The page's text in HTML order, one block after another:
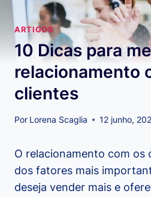
ARTIGOS
10 Dicas para
relacionamento
clientes
Por Lorena Scaglia 12 junho,
O relacionamento com os
dos fatores mais
deseja vender mais e